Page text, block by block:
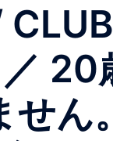
20
せん